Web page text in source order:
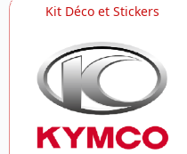
Kit Déco et Stickers